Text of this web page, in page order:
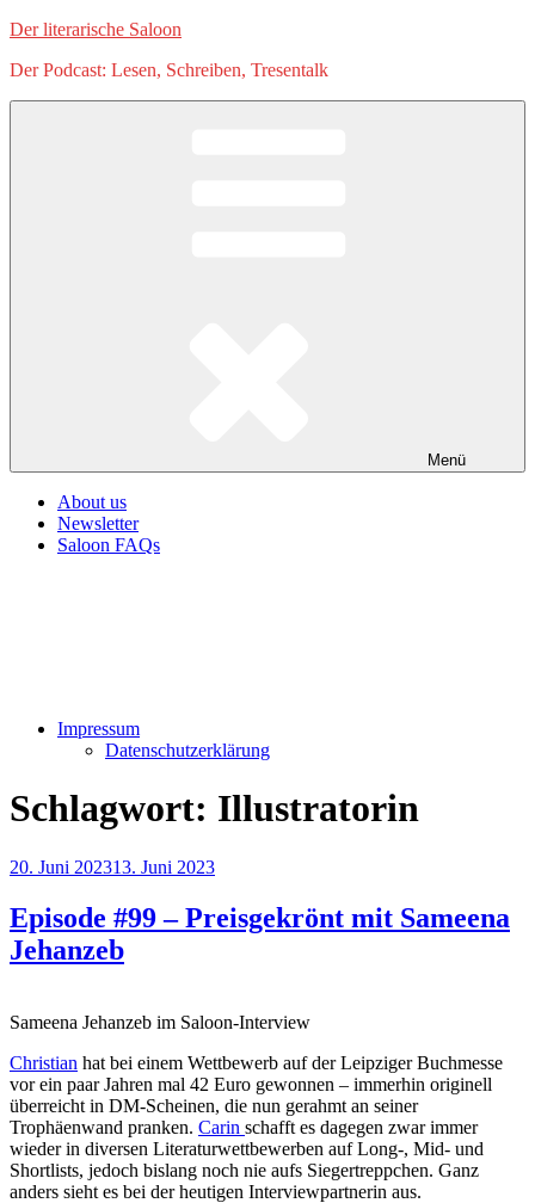
Zum
springen
Der literarische Saloon
Der Podcast: Lesen, Schreiben, Tresentalk
Menü
About us
Newsletter
Saloon FAQs
Impressum
Datenschutzerklärung
Schlagwort: Illustratorin
Veröffentlicht
20. Juni 202313. Juni 2023
Episode #99 – Preisgekrönt mit Sameena
Jehanzeb
Sameena Jehanzeb im Saloon-Interview
Christian hat bei einem Wettbewerb auf der Leipziger Buchmesse
vor ein paar Jahren mal 42 Euro gewonnen – immerhin originell
überreicht in DM-Scheinen, die nun gerahmt an seiner
Trophäenwand pranken. Carin schafft es dagegen zwar immer
wieder in diversen Literaturwettbewerben auf Long-, Mid- und
Shortlists, jedoch bislang noch nie aufs Siegertreppchen. Ganz
anders sieht es bei der heutigen Interviewpartnerin aus.